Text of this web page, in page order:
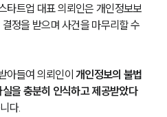
소개
의 강점
는 길
트너 로펌
소리
타트업 대표 의뢰인은 개인정보보
정을 받으며 사건을 마무리할 수
아들여 의뢰인이 개인정보의 불법
을 충분히 인식하고 제공받았다
다.